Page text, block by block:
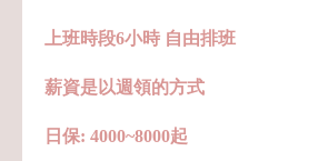
上班時段6小時 自由排班
薪資是以週領的方式
日保: 4000~8000起